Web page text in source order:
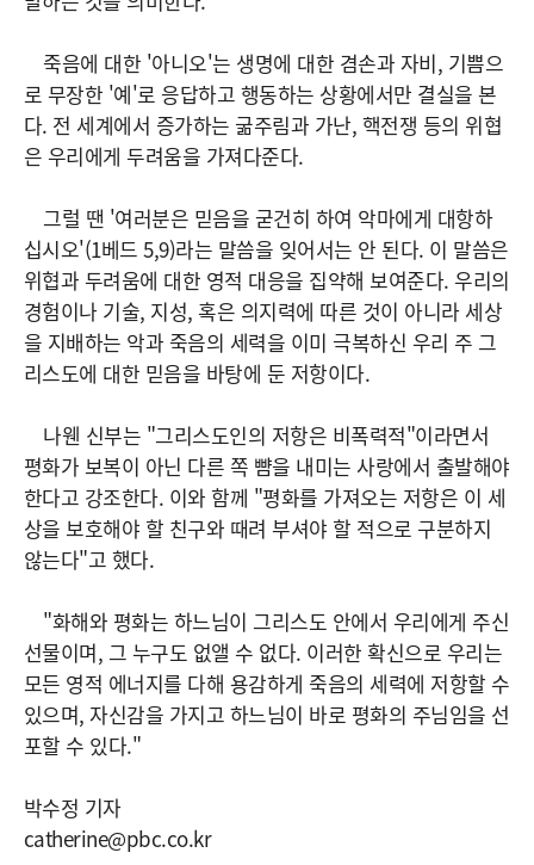
죽음에 대한 '아니오'는 생명에 대한 겸손과 자비, 기쁨으
로 무장한 '예'로 응답하고 행동하는 상황에서만 결실을 본
다. 전 세계에서 증가하는 굶주림과 가난, 핵전쟁 등의 위협
은 우리에게 두려움을 가져다준다.
그럴 땐 '여러분은 믿음을 굳건히 하여 악마에게 대항하
십시오'(1베드 5,9)라는 말씀을 잊어서는 안 된다. 이 말씀은
위협과 두려움에 대한 영적 대응을 집약해 보여준다. 우리의
경험이나 기술, 지성, 혹은 의지력에 따른 것이 아니라 세상
을 지배하는 악과 죽음의 세력을 이미 극복하신 우리 주 그
리스도에 대한 믿음을 바탕에 둔 저항이다.
나웬 신부는 "그리스도인의 저항은 비폭력적"이라면서
평화가 보복이 아닌 다른 쪽 뺨을 내미는 사랑에서 출발해야
한다고 강조한다. 이와 함께 "평화를 가져오는 저항은 이 세
상을 보호해야 할 친구와 때려 부셔야 할 적으로 구분하지
않는다"고 했다.
"화해와 평화는 하느님이 그리스도 안에서 우리에게 주신
선물이며, 그 누구도 없앨 수 없다. 이러한 확신으로 우리는
모든 영적 에너지를 다해 용감하게 죽음의 세력에 저항할 수
있으며, 자신감을 가지고 하느님이 바로 평화의 주님임을 선
포할 수 있다."
박수정 기자
catherine@pbc.co.kr